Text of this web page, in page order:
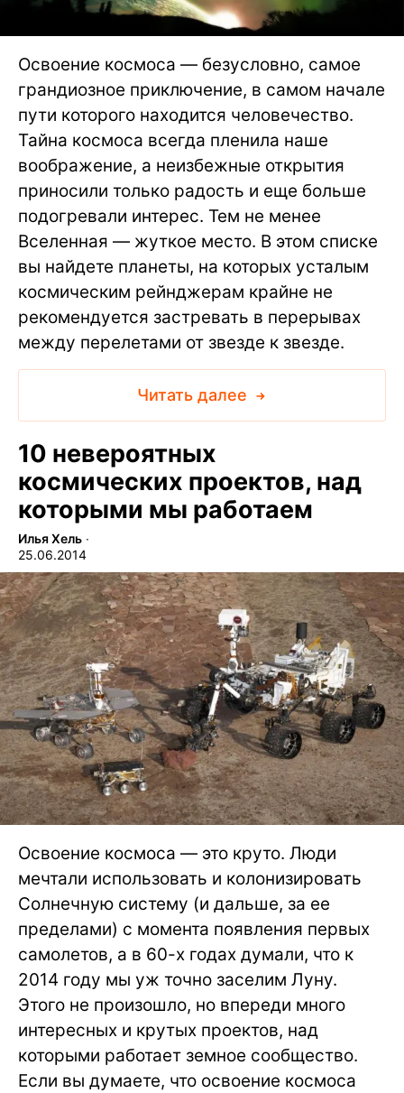
Освоение космоса — безусловно, самое
грандиозное приключение, в самом начале
пути которого находится человечество.
Тайна космоса всегда пленила наше
воображение, а неизбежные открытия
приносили только радость и еще больше
подогревали интерес. Тем не менее
Вселенная — жуткое место. В этом списке
вы найдете планеты, на которых усталым
космическим рейнджерам крайне не
рекомендуется застревать в перерывах
между перелетами от звезде к звезде.
Читать далее
10 невероятных
космических проектов, над
которыми мы работаем
Илья Хель ∙
25.06.2014
Освоение космоса — это круто. Люди
мечтали использовать и колонизировать
Солнечную систему (и дальше, за ее
пределами) с момента появления первых
самолетов, а в 60-х годах думали, что к
2014 году мы уж точно заселим Луну.
Этого не произошло, но впереди много
интересных и крутых проектов, над
которыми работает земное сообщество.
Если вы думаете, что освоение космоса